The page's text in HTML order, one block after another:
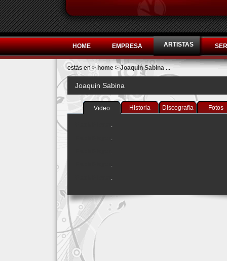
HOME EMPRESA ARTISTAS
estás en >home >Joaquin Sabina ...
Joaquin Sabina
Video Historia Discografia Fotos
.
.
.
.
.